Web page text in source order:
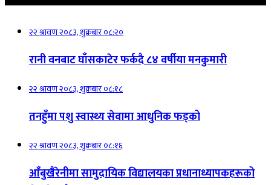
२२ श्रावण २०८३, शुक्रबार ०८:२०
रानी वनबाट घाँसकाटेर फर्कदै ८४ वर्षीया मनकुमारी
२२ श्रावण २०८३, शुक्रबार ०८:१८
तनहुँमा पशु स्वास्थ्य सेवामा आधुनिक फड्को
२२ श्रावण २०८३, शुक्रबार ०८:१६
आँबुखैरेनीमा सामुदायिक विद्यालयका प्रधानाध्यापकहरूको